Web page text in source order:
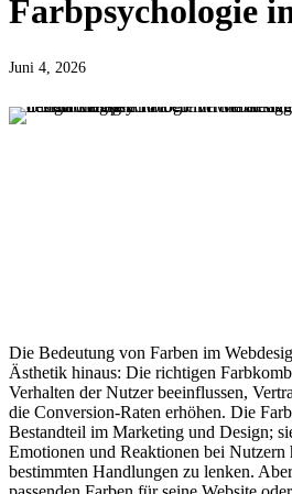
Farbpsychologie
Juni 4, 2026
Die Bedeutung von Farben im
Ästhetik hinaus: Die richtigen
Verhalten der Nutzer beeinflussen,
die Conversion-Raten erhöhen. Die
Bestandteil im Marketing und Design;
Emotionen und Reaktionen bei Nutzern
bestimmten Handlungen zu lenken.